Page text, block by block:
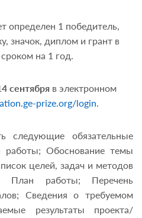
определен 1 победитель,
значок, диплом и грант в
на 1 год.
сентября в электронном
prize.org/login.
следующие обязательные
работы; Обоснование темы
целей, задач и методов
План работы; Перечень
Сведения о требуемом
результаты проекта/